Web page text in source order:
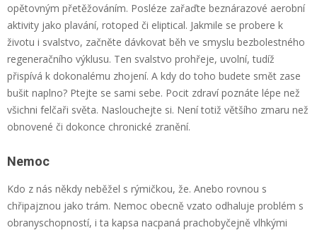
opětovným přetěžováním. Posléze zařaďte beznárazové aerobní
aktivity jako plavání, rotoped či eliptical. Jakmile se probere k
životu i svalstvo, začněte dávkovat běh ve smyslu bezbolestného
regeneračního výklusu. Ten svalstvo prohřeje, uvolní, tudíž
přispívá k dokonalému zhojení. A kdy do toho budete smět zase
bušit naplno? Ptejte se sami sebe. Pocit zdraví poznáte lépe než
všichni felčaři světa. Naslouchejte si. Není totiž většího zmaru než
obnovené či dokonce chronické zranění.
Nemoc
Kdo z nás někdy neběžel s rýmičkou, že. Anebo rovnou s
chřipajznou jako trám. Nemoc obecně vzato odhaluje problém s
obranyschopností, i ta kapsa nacpaná prachobyčejně vlhkými